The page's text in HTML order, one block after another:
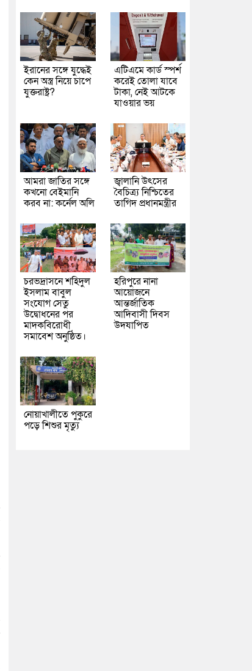
ইরানের সঙ্গে যুদ্ধেই
কেন অস্ত্র নিয়ে চাপে
যুক্তরাষ্ট্র?
এটিএমে কার্ড স্পর্শ
করেই তোলা যাবে
টাকা, নেই আটকে
যাওয়ার ভয়
আমরা জাতির সঙ্গে
কখনো বেইমানি
করব না: কর্নেল অলি
জ্বালানি উৎসের
বৈচিত্র্য নিশ্চিতের
তাগিদ প্রধানমন্ত্রীর
চরভদ্রাসনে শহিদুল
ইসলাম বাবুল
সংযোগ সেতু
উদ্বোধনের পর
মাদকবিরোধী
সমাবেশ অনুষ্ঠিত।
হরিপুরে নানা
আয়োজনে
আন্তর্জাতিক
আদিবাসী দিবস
উদযাপিত
নোয়াখালীতে পুকুরে
পড়ে শিশুর মৃত্যু